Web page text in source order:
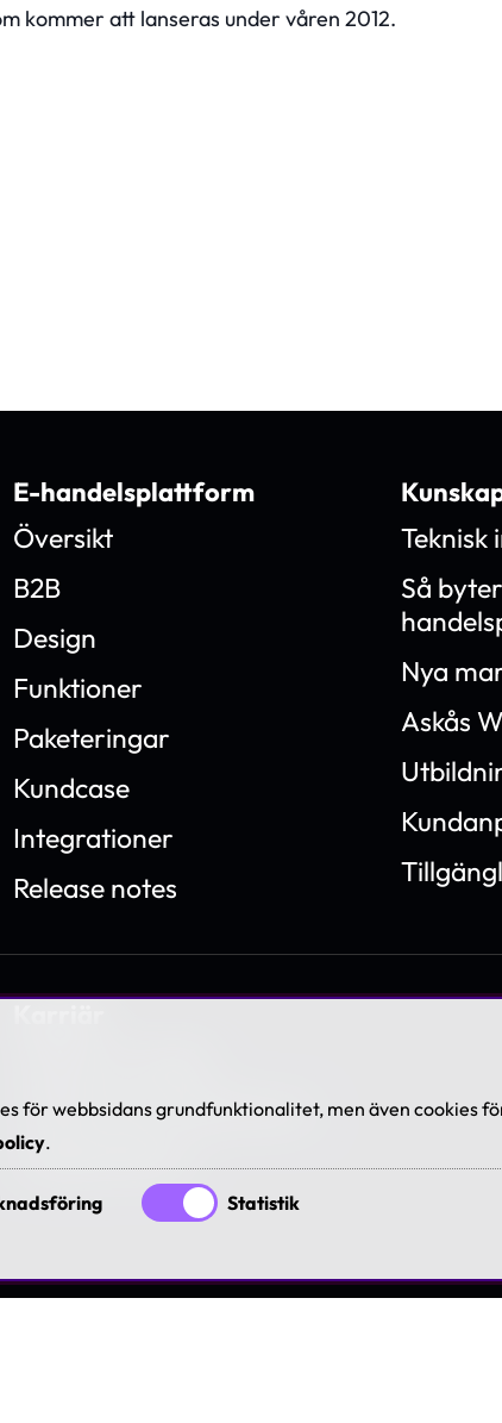
kommer att lanseras under våren 2012.
E-handelsplattform
Översikt
B2B
Design
Funktioner
Paketeringar
Kundcase
Integrationer
Release notes
Så
Nya
Askås
Träffa våra medarbetare
Lediga tjänster
för webbsidans grundfunktionalitet, men även cookies
.
Statistik